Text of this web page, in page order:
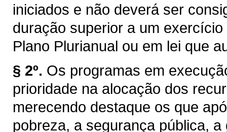
iniciados e não deverá ser
duração superior a um
Plano Plurianual ou em lei que
§ 2º. Os programas em
prioridade na alocação dos
merecendo destaque os que
pobreza, a segurança pública,